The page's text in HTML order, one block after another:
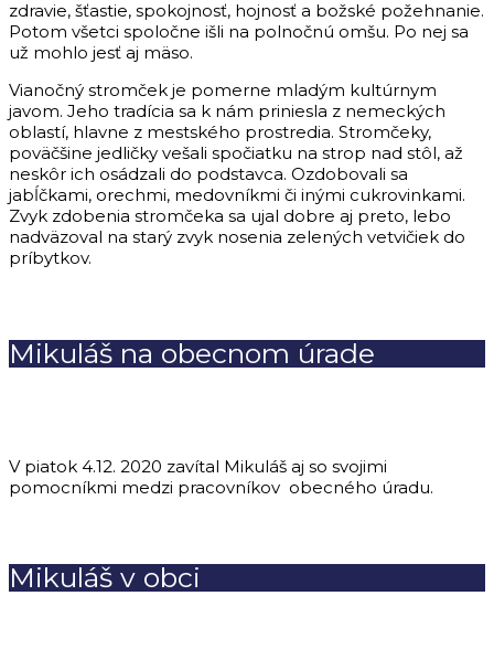
zdravie, šťastie, spokojnosť, hojnosť a božské požehnanie.
Potom všetci spoločne išli na polnočnú omšu. Po nej sa
už mohlo jesť aj mäso.
Vianočný stromček je pomerne mladým kultúrnym
javom. Jeho tradícia sa k nám priniesla z nemeckých
oblastí, hlavne z mestského prostredia. Stromčeky,
poväčšine jedličky vešali spočiatku na strop nad stôl, až
neskôr ich osádzali do podstavca. Ozdobovali sa
jabĺčkami, orechmi, medovníkmi či inými cukrovinkami.
Zvyk zdobenia stromčeka sa ujal dobre aj preto, lebo
nadväzoval na starý zvyk nosenia zelených vetvičiek do
príbytkov.
Mikuláš na obecnom úrade
V piatok 4.12. 2020 zavítal Mikuláš aj so svojimi
pomocníkmi medzi pracovníkov obecného úradu.
Mikuláš v obci